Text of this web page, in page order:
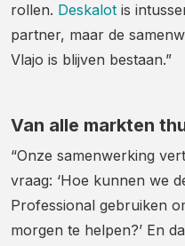
rollen. Deskalot is
partner, maar de
Vlajo is blijven bestaan.”
Van alle markten
“Onze samenwerking
vraag: ‘Hoe kunnen we
Professional gebruiken
morgen te helpen?’ En